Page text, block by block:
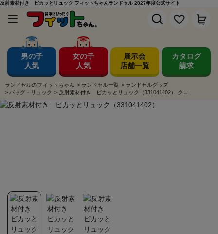
反射素材付き ピカッとリュック フィットちゃんランドセル 2027年度公式サイト
男の子
人気
女の子
人気
展示会
店舗一覧
カタログ
請求
ランドセルのフィットちゃん > ランドセル一覧 > ランドセルグッズ
> バッグ・リュック > 反射素材付き ピカッとリュック（331041402） クロ